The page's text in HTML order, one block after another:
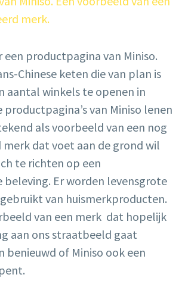
een productpagina van Miniso.
Chinese keten die van plan is
aantal winkels te openen in
productpagina’s van Miniso lenen
als voorbeeld van een nog
dat voet aan de grond wil
te richten op een
Er worden levensgrote
van huismerkproducten.
van een merk dat hopelijk
aan ons straatbeeld gaat
benieuwd of Miniso ook een